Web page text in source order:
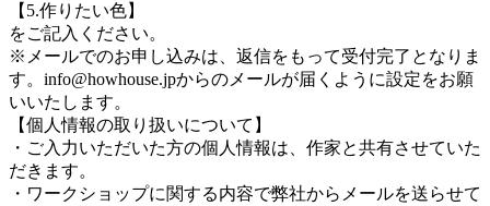
【5.作りたい色】
をご記入ください。
※メールでのお申し込みは、返信をもって受付完了となりま
す。info@howhouse.jpからのメールが届くように設定をお願
いいたします。
【個人情報の取り扱いについて】
・ご入力いただいた方の個人情報は、作家と共有させていた
だきます。
・ワークショップに関する内容で弊社からメールを送らせて